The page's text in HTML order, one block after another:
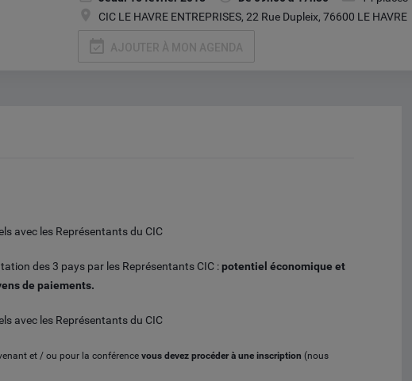
CIC LE HAVRE ENTREPRISES, 22 Rue Dupleix, 76600 LE HAVRE
avec les Représentants du CIC
des 3 pays par les Représentants CIC :potentiel économique et
de paiements.
avec les Représentants du CIC
et / ou pour la conférence vous devez procéder à une inscription (nous